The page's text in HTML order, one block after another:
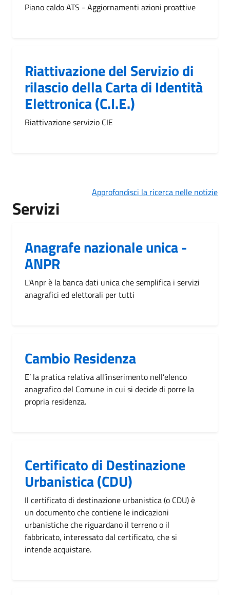
Piano caldo ATS - Aggiornamenti azioni proattive
Riattivazione del Servizio di
rilascio della Carta di Identità
Elettronica (C.I.E.)
Riattivazione servizio CIE
Approfondisci la ricerca nelle notizie
Servizi
Anagrafe nazionale unica -
ANPR
L'Anpr è la banca dati unica che semplifica i servizi
anagrafici ed elettorali per tutti
Cambio Residenza
E’ la pratica relativa all’inserimento nell’elenco
anagrafico del Comune in cui si decide di porre la
propria residenza.
Certificato di Destinazione
Urbanistica (CDU)
Il certificato di destinazione urbanistica (o CDU) è
un documento che contiene le indicazioni
urbanistiche che riguardano il terreno o il
fabbricato, interessato dal certificato, che si
intende acquistare.